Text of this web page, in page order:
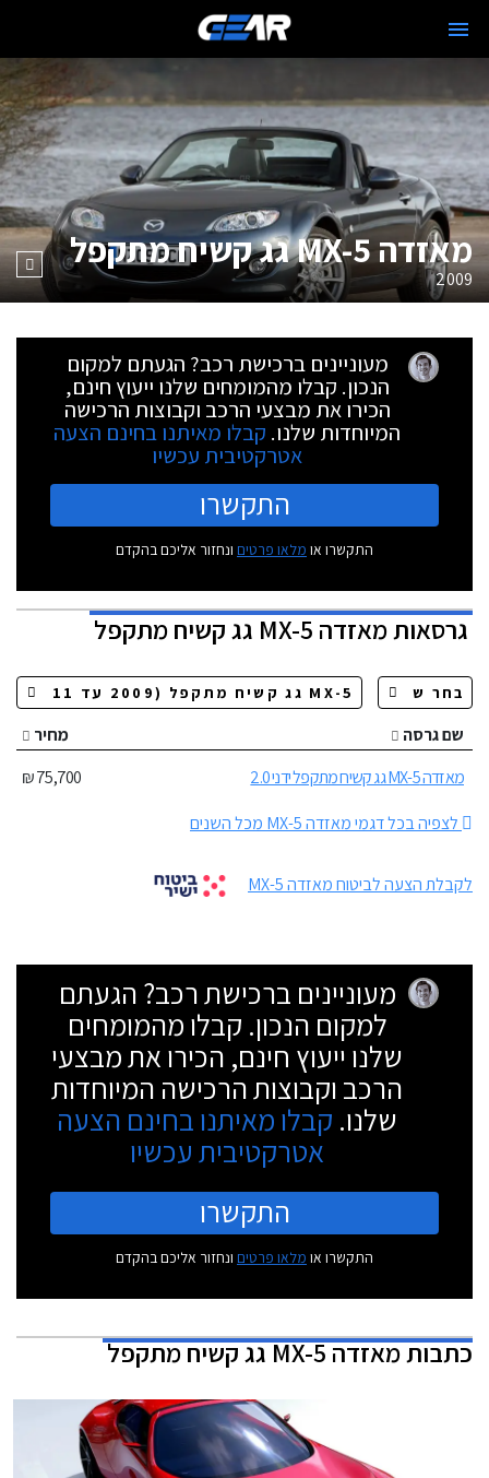
מאזדה MX-5 גג קשיח מתקפל
2009
מעוניינים ברכישת רכב? הגעתם למקום
הנכון. קבלו מהמומחים שלנו ייעוץ חינם,
הכירו את מבצעי הרכב וקבוצות הרכישה
המיוחדות שלנו. קבלו מאיתנו בחינם הצעה
אטרקטיבית עכשיו
התקשרו
התקשרו או מלאו פרטים ונחזור אליכם בהקדם
גרסאותמאזדה MX-5 גג קשיח מתקפל
שם גרסה
מחיר
מאזדה MX-5 גג קשיח מתקפל ידני 2.0
75,700 ₪
לצפיה בכל דגמי מאזדה MX-5 מכל השנים
לקבלת הצעה לביטוח מאזדה MX-5
מעוניינים ברכישת רכב? הגעתם
למקום הנכון. קבלו מהמומחים
שלנו ייעוץ חינם, הכירו את מבצעי
הרכב וקבוצות הרכישה המיוחדות
שלנו. קבלו מאיתנו בחינם הצעה
אטרקטיבית עכשיו
התקשרו
התקשרו או מלאו פרטים ונחזור אליכם בהקדם
כתבותמאזדה MX-5 גג קשיח מתקפל